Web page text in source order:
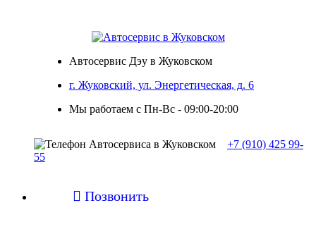
Автосервис Дэу в Жуковском
г. Жуковский, ул. Энергетическая, д. 6
Мы работаем с Пн-Вc - 09:00-20:00
+7 (910) 425 99-
55
 Позвонить